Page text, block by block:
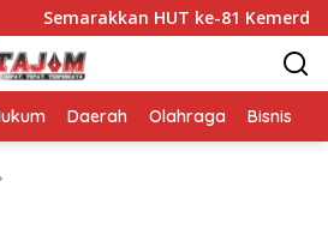
HUT ke-81 Kemerdekaan RI,
Daerah Olahraga Bisnis